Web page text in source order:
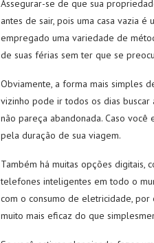
Assegurar-se de que sua
antes de sair, pois uma casa vazia
empregado uma variedade de
de suas férias sem ter que se
Obviamente, a forma mais simples
vizinho pode ir todos os dias buscar
não pareça abandonada. Caso você
pela duração de sua viagem.
Também há muitas opções digitais,
telefones inteligentes em todo o
com o consumo de eletricidade,
muito mais eficaz do que